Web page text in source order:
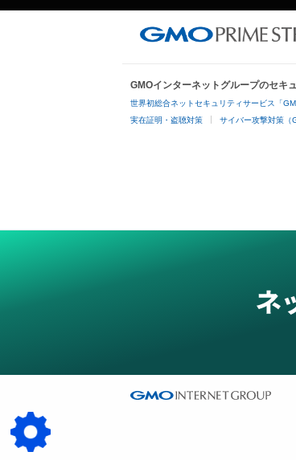
GMOインターネットグループのセキ
世界初総合ネットセキュリティサービス「
実在証明・盗聴対策 サイバー攻撃対策（